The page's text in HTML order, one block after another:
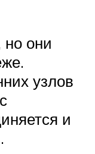
но они
узлов
и